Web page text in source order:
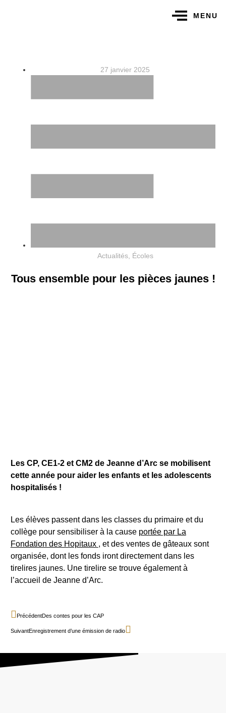
MENU
27 janvier 2025
Actualités, Écoles
Tous ensemble pour les pièces jaunes !
Les CP, CE1-2 et CM2 de Jeanne d’Arc se mobilisent
cette année pour aider les enfants et les adolescents
hospitalisés !
Les élèves passent dans les classes du primaire et du
collège pour sensibiliser à la cause portée par La
Fondation des Hopitaux , et des ventes de gâteaux sont
organisée, dont les fonds iront directement dans les
tirelires jaunes. Une tirelire se trouve également à
l’accueil de Jeanne d’Arc.
PrécédentDes contes pour les CAP
SuivantEnregistrement d’une émission de radio